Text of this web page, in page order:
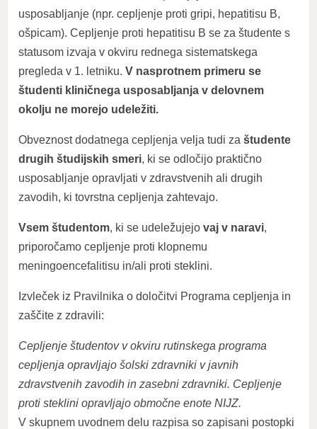
usposabljanje (npr. cepljenje proti gripi, hepatitisu B,
ošpicam). Cepljenje proti hepatitisu B se za študente s
statusom izvaja v okviru rednega sistematskega
pregleda v 1. letniku. V nasprotnem primeru se
študenti kliničnega usposabljanja v delovnem
okolju ne morejo udeležiti.
Obveznost dodatnega cepljenja velja tudi za študente
drugih študijskih smeri, ki se odločijo praktično
usposabljanje opravljati v zdravstvenih ali drugih
zavodih, ki tovrstna cepljenja zahtevajo.
Vsem študentom, ki se udeležujejo vaj v naravi,
priporočamo cepljenje proti klopnemu
meningoencefalitisu in/ali proti steklini.
Izvleček iz Pravilnika o določitvi Programa cepljenja in
zaščite z zdravili:
Cepljenje študentov v okviru rutinskega programa
cepljenja opravljajo šolski zdravniki v javnih
zdravstvenih zavodih in zasebni zdravniki. Cepljenje
proti steklini opravljajo območne enote NIJZ.
V skupnem uvodnem delu razpisa so zapisani postopki